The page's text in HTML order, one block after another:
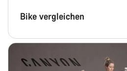
Bike vergleichen